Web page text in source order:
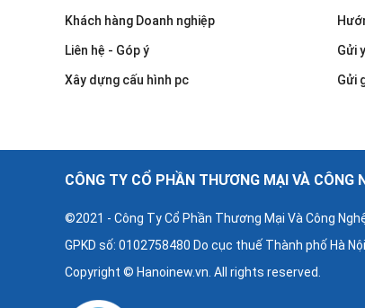
Khách hàng Doanh nghiệp
Liên hệ - Góp ý
Xây dựng cấu hình pc
Gửi
Gửi
CÔNG TY CỔ PHẦN THƯƠNG MẠI VÀ CÔNG
©2021 - Công Ty Cổ Phần Thương Mại Và Công
GPKD số: 0102758480 Do cục thuế Thành phố Hà
Copyright © Hanoinew.vn. All rights reserved.